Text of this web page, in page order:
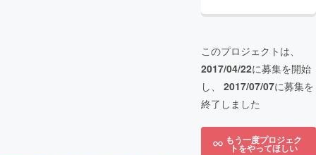
このプロジェクトは、
2017/04/22に募集を開始
し、 2017/07/07に募集を
終了しました
もう一度プロジェク
トをやってほしい